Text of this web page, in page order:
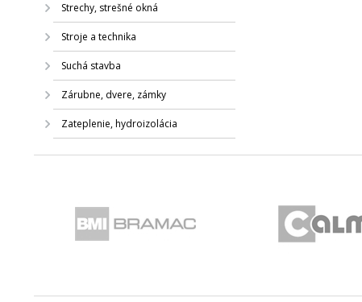
Strechy, strešné okná
Stroje a technika
Suchá stavba
Zárubne, dvere, zámky
Zateplenie, hydroizolácia